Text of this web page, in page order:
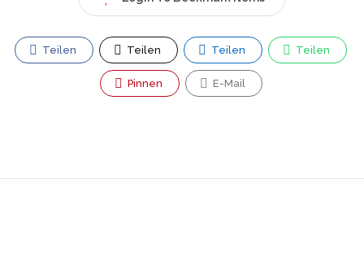
Teilen Teilen Teilen Teilen
Pinnen E-Mail